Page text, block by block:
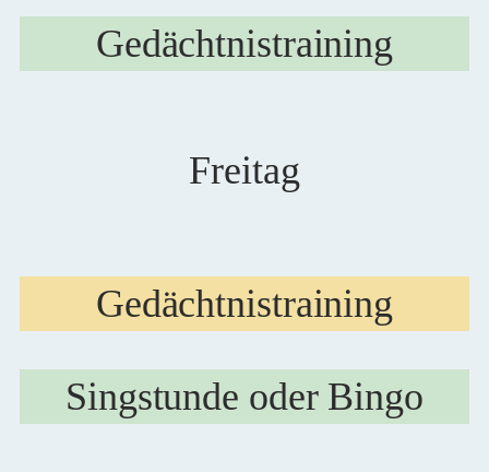
Gedächtnistraining
Freitag
Gedächtnistraining
Singstunde oder Bingo